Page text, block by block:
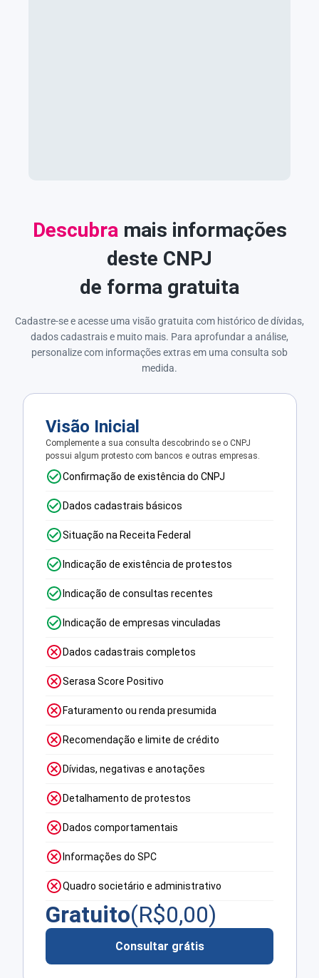
Descubramais informações
deste CNPJ
de forma gratuita
Cadastre-se e acesse uma visão gratuita com histórico de dívidas,
dados cadastrais e muito mais. Para aprofundar a análise,
personalize com informações extras em uma consulta sob
medida.
Visão Inicial
Complemente a sua consulta descobrindo se o CNPJ
possui algum protesto com bancos e outras empresas.
Confirmação de existência do CNPJ
Dados cadastrais básicos
Situação na Receita Federal
Indicação de existência de protestos
Indicação de consultas recentes
Indicação de empresas vinculadas
Dados cadastrais completos
Serasa Score Positivo
Faturamento ou renda presumida
Recomendação e limite de crédito
Dívidas, negativas e anotações
Detalhamento de protestos
Dados comportamentais
Informações do SPC
Quadro societário e administrativo
Gratuito(R$0,00)
Consultar grátis